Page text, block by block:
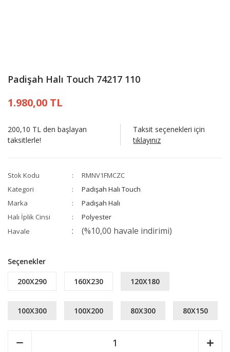
Padişah Halı Touch 74217 110
1.980,00 TL
200,10 TL den başlayan
taksitlerle!
Taksit seçenekleri için
tıklayınız
Stok Kodu
RMNV1FMCZC
Kategori
Padişah Halı Touch
Marka
Padişah Halı
Halı İplik Cinsi
Polyester
Havale
(%10,00 havale indirimi)
Seçenekler
200X290 160X230 120X180
100X300 100X200 80X300 80X150